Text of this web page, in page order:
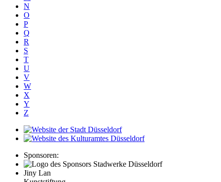
N
O
P
Q
R
S
T
U
V
W
X
Y
Z
Sponsoren:
Jiny Lan